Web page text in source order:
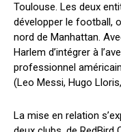
Toulouse. Les deux
développer le football,
nord de Manhattan.
Harlem d’intégrer à
professionnel
(Leo Messi, Hugo
La mise en relation